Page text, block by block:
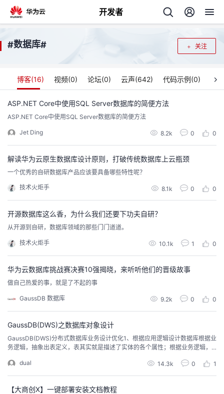
开发者
返
回
个
人
主
页
我
的
开
发
者
我
博
客
的
论
坛
我
的
圈
子
我
的
直
我
的
我
关注
#数据库#
博客(16) 视频(0) 论坛(0) 云声(642) 代码示例(0)
ASP.NET Core中使用SQL Server数据库的简便方法
ASP.NET Core中使用SQL Server数据库的简便方法
Jet Ding 8.2k 0 0
解读华为云原生数据库设计原则，打破传统数据库上云瓶颈
一个优秀的自研数据库产品应该要具备哪些特性呢？
技术火炬手 8.1k 0 0
开源数据库这么香，为什么我们还要下功夫自研？
从开源到自研，数据库领域的那些门门道道。
技术火炬手 10.1k 1 0
华为云数据库挑战赛决赛10强揭晓，来听听他们的晋级故事
做自己热爱的事，就是了不起的事
GaussDB 数据库 9.2k 0 0
​GaussDB(DWS)之数据库对象设计
GaussDB(DWS)分布式数据库业务设计优化1、根据应用逻辑设计数据库根据业
务逻辑，抽象出表定义，表其实就是描述了实体的各个属性；根据业务逻辑，
特点能够根据数据特征自适应的选择压缩算法，平均压缩比7:1；根据预置的时
间策略对数据自动压缩；压缩数据可通过数据库接口继续访问，压缩过程对应
dual 14.3k 0 1
【大商创X】一键部署安装文档教程